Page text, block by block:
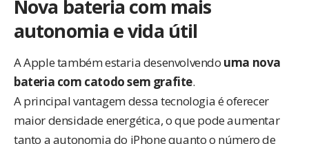
Nova bateria com mais
autonomia e vida útil
A Apple também estaria desenvolvendo uma nova
bateria com catodo sem grafite.
A principal vantagem dessa tecnologia é oferecer
maior densidade energética, o que pode aumentar
tanto a autonomia do iPhone quanto o número de